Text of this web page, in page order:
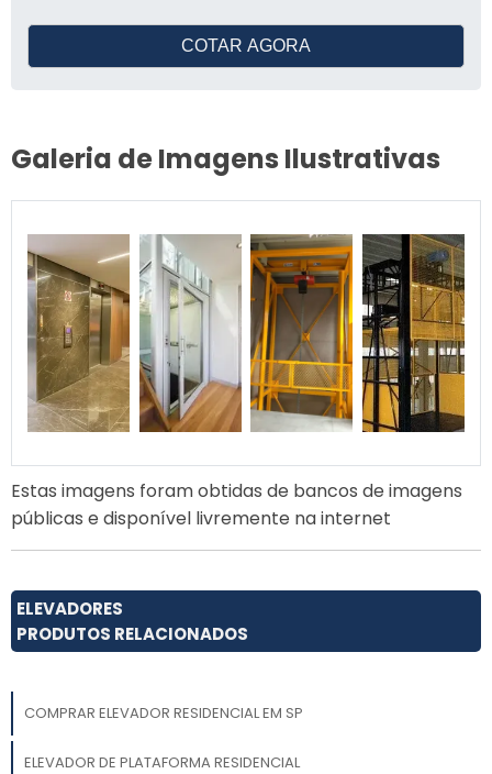
COTAR AGORA
Galeria de Imagens Ilustrativas
Estas imagens foram obtidas de bancos de imagens
públicas e disponível livremente na internet
ELEVADORES
PRODUTOS RELACIONADOS
COMPRAR ELEVADOR RESIDENCIAL EM SP
ELEVADOR DE PLATAFORMA RESIDENCIAL